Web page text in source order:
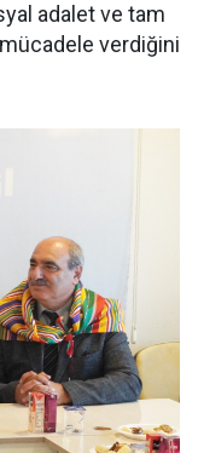
adalet ve tam
verdiğini